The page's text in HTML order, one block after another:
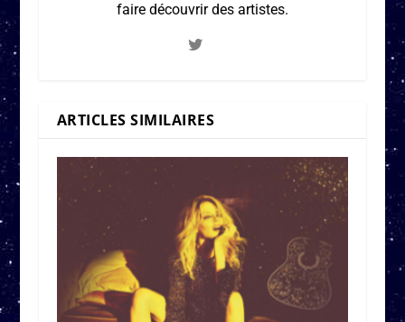
faire découvrir des artistes.
ARTICLES SIMILAIRES